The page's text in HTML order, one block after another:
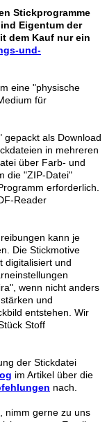
Stickprogramme
Eigentum der
dem Kauf nur ein
und-
eine "physische
für
gepackt als Download
in mehreren
über Farb- und
die "ZIP-Datei"
erforderlich.
Reader
kann je
Die Stickmotive
digitalisiert und
wenn nicht anders
und
entstehen. Wir
Stoff
der Stickdatei
im Artikel über die
nach.
nimm gerne zu uns